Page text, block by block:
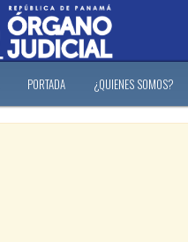
PORTADA ¿QUIENES SOMOS?